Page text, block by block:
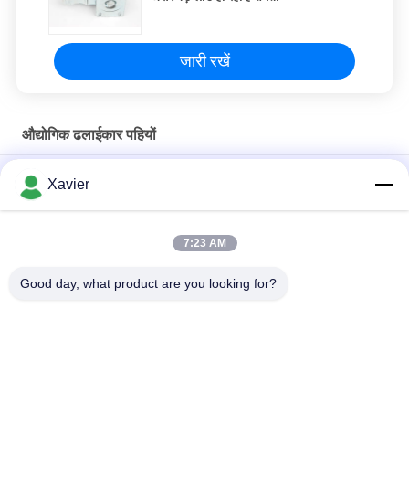
जारी रखें
औद्योगिक ढलाईकार पहियों
भारी कर्तव्य नायलॉन 4 इंच कुंडा कतरनी दुबला पाइप उपकरण के लिए सरल डिजाइन
चलती उत्पाद के लिए पुश कार्ट ट्रॉली 130mm ऊँचाई के लिए नायलॉन औद्योगिक
Xavier
7:23 AM
Good day, what product are you looking for?